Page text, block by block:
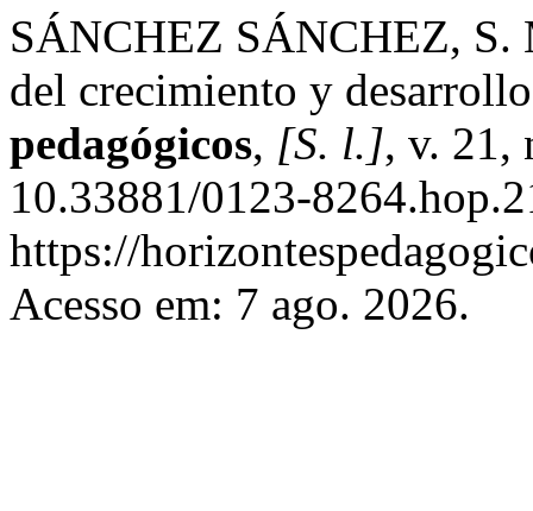
SÁNCHEZ SÁNCHEZ, S.
del crecimiento y
pedagógicos, [S. l.], v. 21,
10.33881/0123-
https://
Acesso em: 7 ago. 2026.